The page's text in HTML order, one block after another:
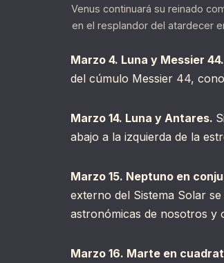
Venus continuará su reinado
en el resplandor del atardecer
Marzo 4. Luna y Messier 44.
del cúmulo Messier 44,
Marzo 14. Luna y Antares.
abajo a la izquierda de la
Marzo 15. Neptuno en
externo del Sistema Solar
astronómicas de nosotros y
Marzo 16. Marte en